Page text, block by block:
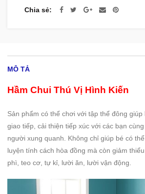
Chia sẻ
MÔ TẢ
Hầm Chui Thú Vị Hình Kiến
Sản phẩm có thể chơi với tập thể đông giúp
giao tiếp, cải thiện tiếp xúc với các bạn
người xung quanh. Không chỉ giúp bé có
luyện tính cách hòa đồng mà còn giảm
phì, teo cơ, tự kỉ, lười ăn, lười vận động.